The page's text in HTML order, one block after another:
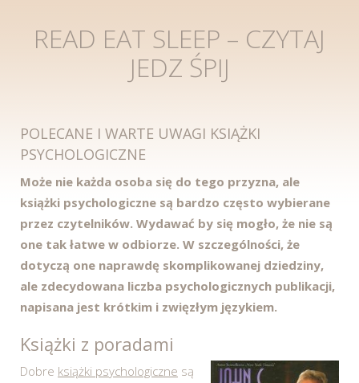
READ EAT SLEEP – CZYTAJ
JEDZ ŚPIJ
POLECANE I WARTE UWAGI KSIĄŻKI
PSYCHOLOGICZNE
Może nie każda osoba się do tego przyzna, ale
książki psychologiczne są bardzo często wybierane
przez czytelników. Wydawać by się mogło, że nie są
one tak łatwe w odbiorze. W szczególności, że
dotyczą one naprawdę skomplikowanej dziedziny,
ale zdecydowana liczba psychologicznych publikacji,
napisana jest krótkim i zwięzłym językiem.
Książki z poradami
Dobre książki psychologiczne są